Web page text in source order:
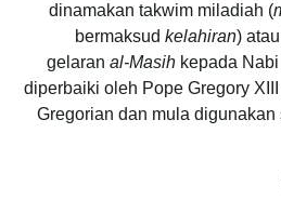
dinamakan takwim miladiah (
bermaksud kelahiran)
gelaran al-Masih kepada
diperbaiki oleh Pope Gregory
Gregorian dan mula